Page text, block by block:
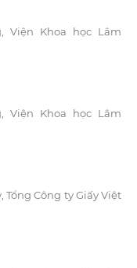
Viện Khoa học Lâm
Viện Khoa học Lâm
Công ty Giấy Việt